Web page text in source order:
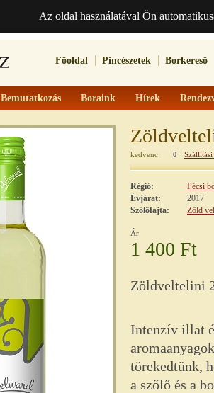
Az oldal használatával Ön
Főoldal Pincészetek Borkereső
Bemutatkozás Boraink Hírek
kedvenc 0
Régió:
Pécsi
Évjárat:
2017
Szőlőfajta:
Zöld
Ár
1 400 Ft
Zöldveltelini
Intenzív illat
törekedtünk,
a szőlő és a